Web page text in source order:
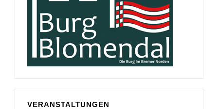
VERANSTALTUNGEN